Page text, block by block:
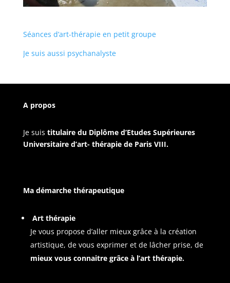
Séances d’art-thérapie en petit groupe
Je suis aussi psychanalyste
A propos
Je suis titulaire du Diplôme d’Etudes Supérieures
Universitaire d’art- thérapie de Paris VIII.
Ma démarche thérapeutique
Art thérapie
Je vous propose d’aller mieux grâce à la création
artistique, de vous exprimer et de lâcher prise, de
mieux vous connaitre grâce à l’art thérapie.